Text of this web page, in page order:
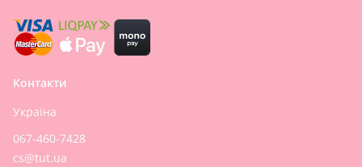
Контакти
Україна
067-460-7428
cs@tut.ua